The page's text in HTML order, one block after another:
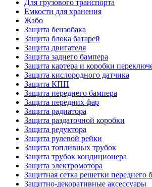
Для грузового транспорта
Емкости для хранения
Жабо
Защита бензобака
Защита блока батарей
Защита двигателя
Защита заднего бампера
Защита картера и коробки
Защита кислородного датчика
Защита КПП
Защита переднего бампера
Защита передних фар
Защита радиатора
Защита раздаточной коробки
Защита редуктора
Защита рулевой рейки
Защита топливных трубок
Защита трубок кондиционера
Защита электромотора
Защитная сетка решетки переднего
Защитно-декоративные аксессуары